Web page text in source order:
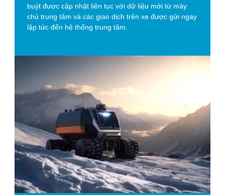
buýt được cập nhật liên tục với dữ liệu mới từ máy
chủ trung tâm và các giao dịch trên xe được gửi ngay
lập tức đến hệ thống trung tâm.